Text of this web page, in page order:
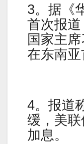
3。据《
首次报
国家主
在东南亚
4。报道
缓，美
加息。